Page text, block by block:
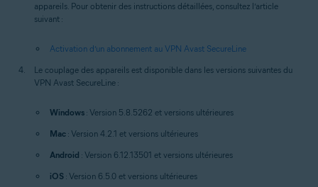
appareils. Pour obtenir des instructions détaillées, consultez l’article
suivant :
Activation d’un abonnement au VPN Avast SecureLine
Le couplage des appareils est disponible dans les versions suivantes du
VPN Avast SecureLine :
Windows : Version 5.8.5262 et versions ultérieures
Mac : Version 4.2.1 et versions ultérieures
Android : Version 6.12.13501 et versions ultérieures
iOS : Version 6.5.0 et versions ultérieures